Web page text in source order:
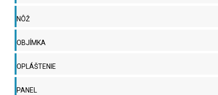
NÔŽ
OBJÍMKA
OPLÁŠTENIE
PANEL